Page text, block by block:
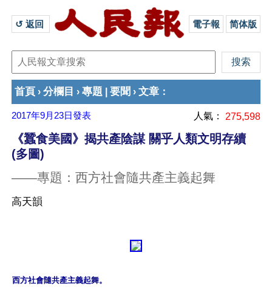
↺ 返回 電子報 简体版
首頁 › 分欄目 › 專題 要聞 › 文章 ：
2017年9月23日發表 人氣： 275,598
《蠶食美國》揭共產陰謀 關乎人類文明存續
(多圖)
——專題：西方社會隨共產主義起舞
高天韻
西方社會隨共產主義起舞。